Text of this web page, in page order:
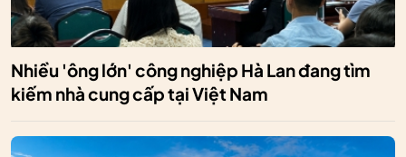
Nhiều 'ông lớn' công nghiệp Hà Lan đang tìm
kiếm nhà cung cấp tại Việt Nam